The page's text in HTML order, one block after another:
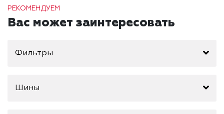
РЕКОМЕНДУЕМ
Вас может заинтересовать
Фильтры
Шины